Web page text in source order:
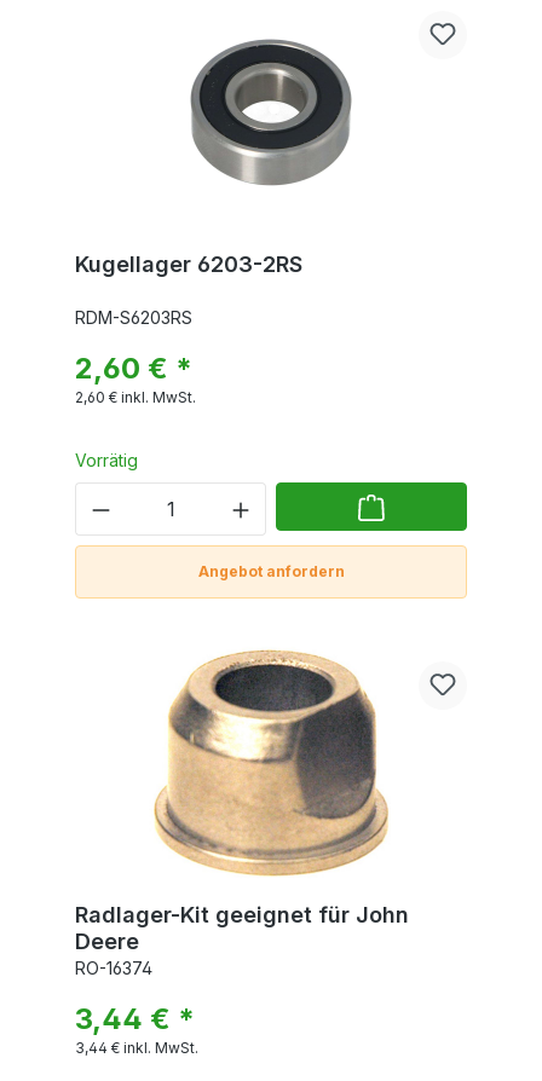
Kugellager 6203-2RS
RDM-S6203RS
2,60 € *
2,60 € inkl. MwSt.
Vorrätig
Angebot anfordern
Radlager-Kit geeignet für John
Deere
RO-16374
3,44 € *
3,44 € inkl. MwSt.